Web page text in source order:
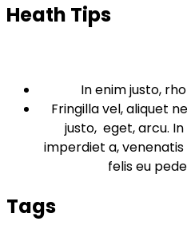
Heath Tips
In enim justo,
Fringilla vel, aliquet
justo, eget, arcu.
imperdiet a,
felis eu
Tags